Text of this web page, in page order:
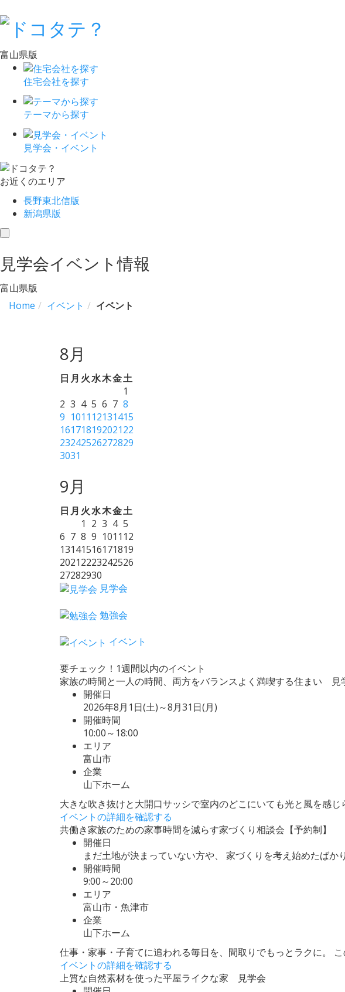
富山県版
住宅会社を探す
テーマから探す
見学会・イベント
お近くのエリア
長野東北信版
新潟県版
toggle
見学会イベント情報
富山県版
Home
イベント イベント
8月
日 月 火水木金土
1
2 3 4 5 6 7 8
9 1011 12131415
16171819202122
23242526272829
3031
9月
日 月 火水木金土
1 2 3 4 5
6 7 8 9 1011 12
13141516171819
20212223242526
27282930
見学会
勉強会
イベント
要チェック！1週間以内のイベント
家族の時間と一人の時間、両方をバランスよく満喫する住まい 見
開催日
2026年8月1日(土)～8月31日(月)
開催時間
10:00～18:00
エリア
富山市
企業
山下ホーム
大きな吹き抜けと大開口サッシで室内のどこにいても光と風を感
イベントの詳細を確認する
共働き家族のための家事時間を減らす家づくり相談会【予約制】
開催日
まだ土地が決まっていない方や、 家づくりを考え始めたばか
開催時間
9:00～20:00
エリア
富山市・魚津市
企業
山下ホーム
仕事・家事・子育てに追われる毎日を、間取りでもっとラクに。
イベントの詳細を確認する
上質な自然素材を使った平屋ライクな家 見学会